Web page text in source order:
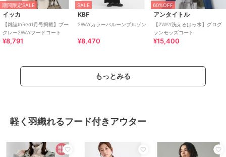
期間限定SALE
イッカ
【雑誌InRed1月号掲載】ブー
クレー2WAYフードコート
¥8,791
SALE
KBF
2WAYカラーバルーンブルゾン
¥8,470
60%OFF
アンタイトル
【2WAY洗えるはっ水】グログ
ランモッズコート
¥15,400
もっとみる
軽く羽織れるフード付きアウター